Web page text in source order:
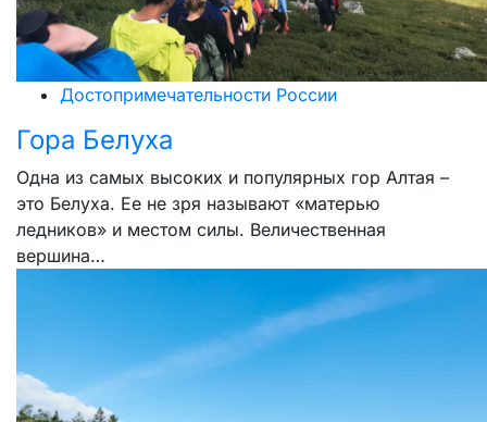
Достопримечательности России
Гора Белуха
Одна из самых высоких и популярных гор Алтая –
это Белуха. Ее не зря называют «матерью
ледников» и местом силы. Величественная
вершина…